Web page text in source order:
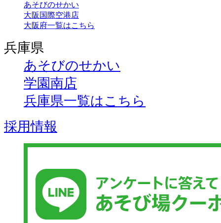
あそびのせかい
大阪国際空港店
大阪府一覧はこちら
兵庫県
あそびのせかい
学園南店
兵庫県一覧はこちら
採用情報